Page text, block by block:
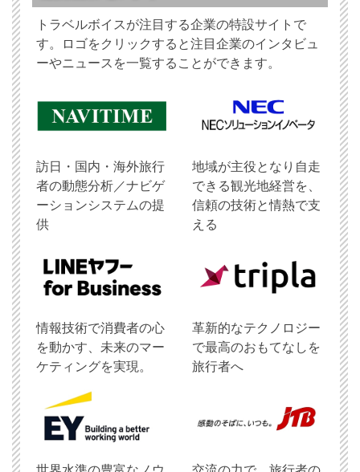
トラベルボイスが注目する企業の特設サイトで
す。ロゴをクリックすると注目企業のインタビュ
ーやニュースを一覧することができます。
訪日・国内・海外旅行
者の動態分析／ナビゲ
ーションシステムの提
供
地域が主役となり自走
できる観光地経営を、
信頼の技術と情熱で支
える
情報技術で消費者の心
を動かす、未来のマー
ケティングを実現。
革新的なテクノロジー
で最高のおもてなしを
旅行者へ